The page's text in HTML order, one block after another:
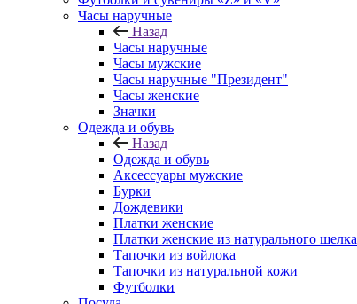
Часы наручные
Назад
Часы наручные
Часы мужские
Часы наручные "Президент"
Часы женские
Значки
Одежда и обувь
Назад
Одежда и обувь
Аксессуары мужские
Бурки
Дождевики
Платки женские
Платки женские из натурального шелка
Тапочки из войлока
Тапочки из натуральной кожи
Футболки